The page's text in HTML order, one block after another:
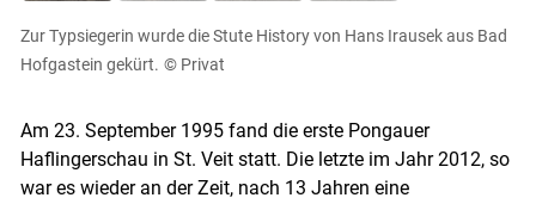
Skip to main content
Zur Typsiegerin wurde die Stute History von Hans Irausek aus Bad
Hofgastein gekürt. © Privat
Am 23. September 1995 fand die erste Pongauer
Haflingerschau in St. Veit statt. Die letzte im Jahr 2012, so
war es wieder an der Zeit, nach 13 Jahren eine